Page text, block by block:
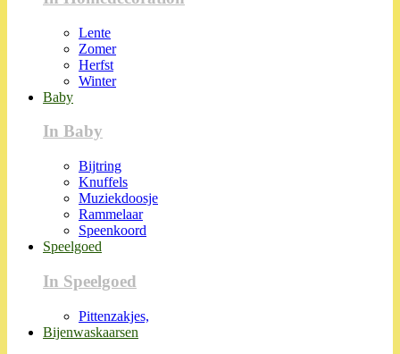
Lente
Zomer
Herfst
Winter
Baby
In Baby
Bijtring
Knuffels
Muziekdoosje
Rammelaar
Speenkoord
Speelgoed
In Speelgoed
Pittenzakjes,
Bijenwaskaarsen